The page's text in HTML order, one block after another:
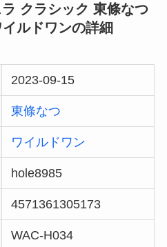
クラシック 東條なつ
ルドワンの詳細
2023-09-15
東條なつ
ワイルドワン
hole8985
4571361305173
WAC-H034